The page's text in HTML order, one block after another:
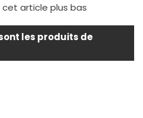
cet article plus bas
les produits de